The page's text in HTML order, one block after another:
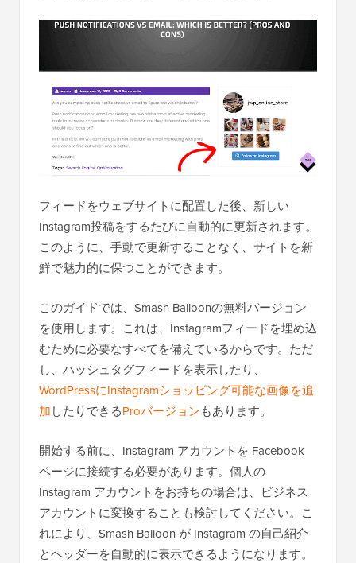
フィードをウェブサイトに配置した後、新しい
Instagram投稿をするたびに自動的に更新されます。
このように、手動で更新することなく、サイトを新
鮮で魅力的に保つことができます。
このガイドでは、Smash Balloonの無料バージョン
を使用します。これは、Instagramフィードを埋め込
むために必要なすべてを備えているからです。ただ
し、ハッシュタグフィードを表示したり、
WordPressにInstagramショッピング可能な画像を追
加したりできるProバージョンもあります。
開始する前に、Instagram アカウントを Facebook
ページに接続する必要があります。個人の
Instagram アカウントをお持ちの場合は、ビジネス
アカウントに変換することも検討してください。こ
れにより、Smash Balloon が Instagram の自己紹介
とヘッダーを自動的に表示できるようになります。